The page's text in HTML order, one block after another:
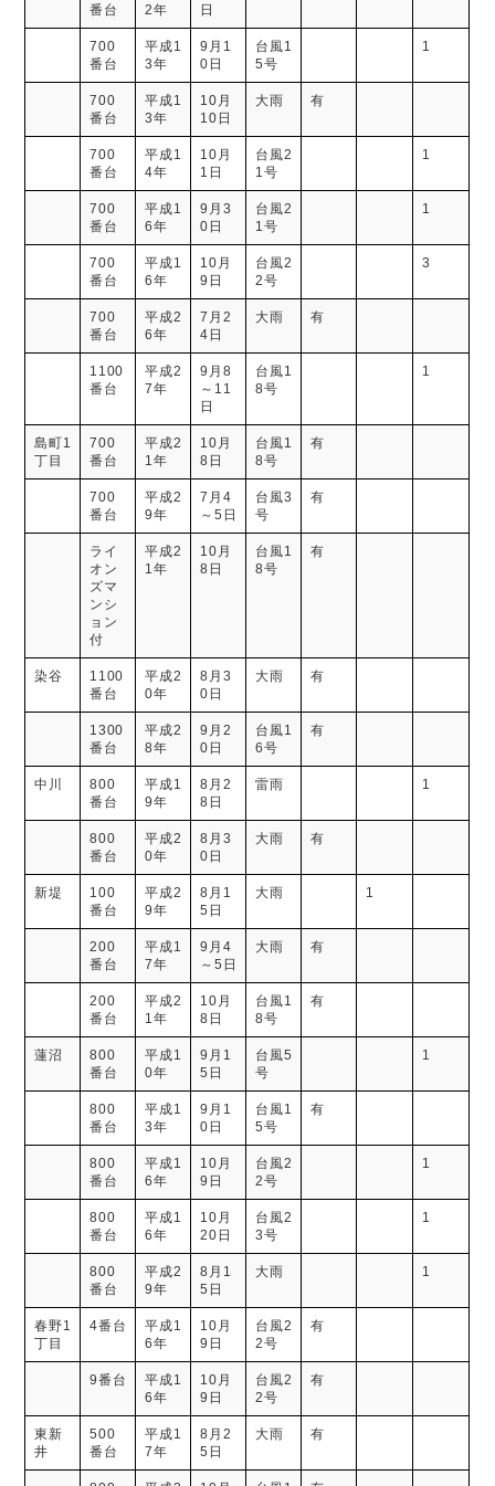
番台
2年
日
700
番台
平成1
3年
9月1
0日
台風1
5号
1
700
番台
平成1
3年
10月
10日
大雨 有
700
番台
平成1
4年
10月
1日
台風2
1号
1
700
番台
平成1
6年
9月3
0日
台風2
1号
1
700
番台
平成1
6年
10月
9日
台風2
2号
3
700
番台
平成2
6年
7月2
4日
大雨 有
1100
番台
平成2
7年
9月8
～11
日
台風1
8号
1
島町1
丁目
700
番台
平成2
1年
10月
8日
台風1
8号
有
700
番台
平成2
9年
7月4
～5日
台風3
号
有
ライ
オン
ズマ
ンシ
ョン
付
平成2
1年
10月
8日
台風1
8号
有
染谷
1100
番台
平成2
0年
8月3
0日
大雨 有
1300
番台
平成2
8年
9月2
0日
台風1
6号
有
中川
800
番台
平成1
9年
8月2
8日
雷雨 1
800
番台
平成2
0年
8月3
0日
大雨 有
新堤
100
番台
平成2
9年
8月1
5日
大雨 1
200
番台
平成1
7年
9月4
～5日
大雨 有
200
番台
平成2
1年
10月
8日
台風1
8号
有
蓮沼
800
番台
平成1
0年
9月1
5日
台風5
号
1
800
番台
平成1
3年
9月1
0日
台風1
5号
有
800
番台
平成1
6年
10月
9日
台風2
2号
1
800
番台
平成1
6年
10月
20日
台風2
3号
1
800
番台
平成2
9年
8月1
5日
大雨 1
春野1
丁目
4番台
平成1
6年
10月
9日
台風2
2号
有
9番台
平成1
6年
10月
9日
台風2
2号
有
東新
井
500
番台
平成1
7年
8月2
5日
大雨 有